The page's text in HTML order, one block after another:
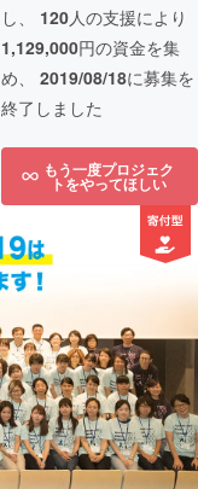
し、 120人の支援により
1,129,000円の資金を集
め、 2019/08/18に募集を
終了しました
もう一度プロジェク
トをやってほしい